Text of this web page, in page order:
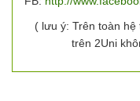
( lưu ý: Trên toàn
trên 2Uni